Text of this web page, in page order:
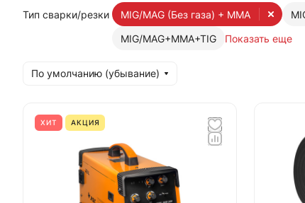
Тип сварки/резки
MIG/MAG (Без газа) + MMA
MIG/MAG+MMA+TIG
Показать еще
По умолчанию (убывание)
ХИТ АКЦИЯ